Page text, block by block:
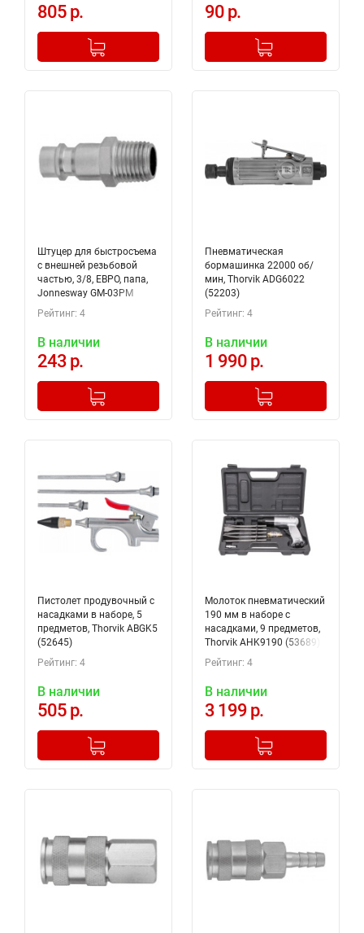
805 р.
+
Добавлено в корзину
90 р.
+
Добавлено в корзину
Штуцер для быстросъема
с внешней резьбовой
частью, 3/8, ЕВРО, папа,
Jonnesway GM-03PM
Рейтинг: 4
В наличии
243 р.
+
Добавлено в корзину
Пневматическая
бормашинка 22000 об/
мин, Thorvik ADG6022
(52203)
Рейтинг: 4
В наличии
1 990 р.
+
Добавлено в корзину
Пистолет продувочный с
насадками в наборе, 5
предметов, Thorvik ABGK5
(52645)
Рейтинг: 4
В наличии
505 р.
+
Добавлено в корзину
Молоток пневматический
190 мм в наборе с
насадками, 9 предметов,
Thorvik AHK9190 (53689)
Рейтинг: 4
В наличии
3 199 р.
+
Добавлено в корзину